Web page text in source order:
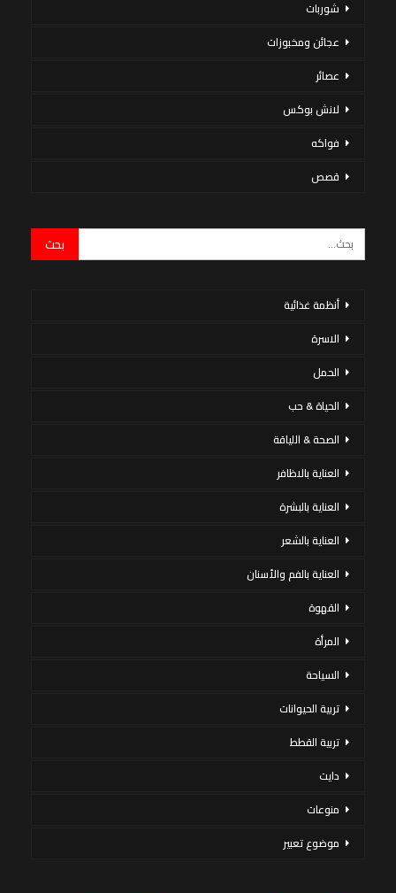
شوربات
عجائن ومخبوزات
عصائر
لانش بوكس
فواكه
قصص
أنظمة غذائية
الاسرة
الحمل
الحياة & حب
الصحة & اللياقة
العناية بالاظافر
العناية بالبشرة
العناية بالشعر
العناية بالفم والأسنان
القهوة
المرأة
السياحة
تربية الحيوانات
تربية القطط
دايت
منوعات
موضوع تعبير